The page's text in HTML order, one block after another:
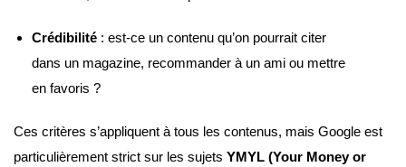
Crédibilité : est-ce un contenu qu’on pourrait citer
dans un magazine, recommander à un ami ou mettre
en favoris ?
Ces critères s’appliquent à tous les contenus, mais Google est
particulièrement strict sur les sujets YMYL (Your Money or